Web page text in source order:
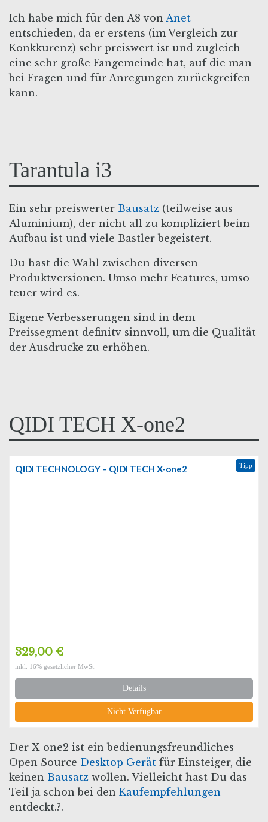
Ich habe mich für den A8 von Anet
entschieden, da er erstens (im Vergleich zur
Konkkurenz) sehr preiswert ist und zugleich
eine sehr große Fangemeinde hat, auf die man
bei Fragen und für Anregungen zurückgreifen
kann.
Tarantula i3
Ein sehr preiswerter Bausatz (teilweise aus
Aluminium), der nicht all zu kompliziert beim
Aufbau ist und viele Bastler begeistert.
Du hast die Wahl zwischen diversen
Produktversionen. Umso mehr Features, umso
teuer wird es.
Eigene Verbesserungen sind in dem
Preissegment definitv sinnvoll, um die Qualität
der Ausdrucke zu erhöhen.
QIDI TECH X-one2
Tipp
QIDI TECHNOLOGY – QIDI TECH X-one2
329,00 €
inkl. 16% gesetzlicher MwSt.
Details
Nicht Verfügbar
Der X-one2 ist ein bedienungsfreundliches
Open Source Desktop Gerät für Einsteiger, die
keinen Bausatz wollen. Vielleicht hast Du das
Teil ja schon bei den Kaufempfehlungen
entdeckt.?.